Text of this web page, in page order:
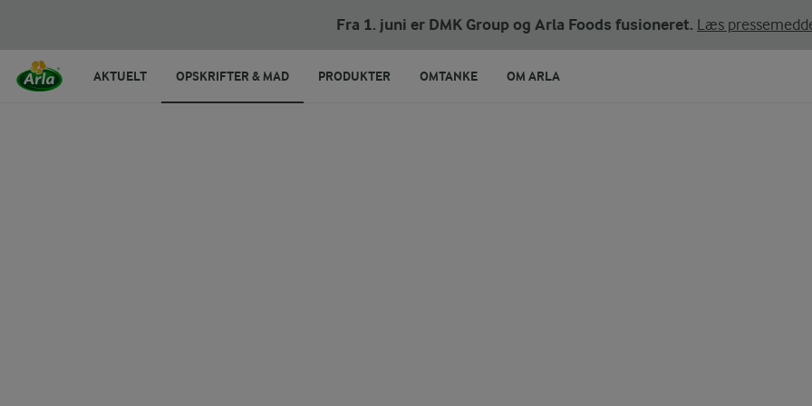
Fra 1. juni er DMK Group og Arla Foods fusioneret. Læs
AKTUELT OPSKRIFTER & MAD PRODUKTER OMTANKE OM ARLA